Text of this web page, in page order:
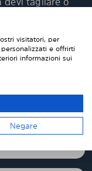
vestibilità
per
pannelli
visitatori, per
e offrirti
informazioni sui
Negare